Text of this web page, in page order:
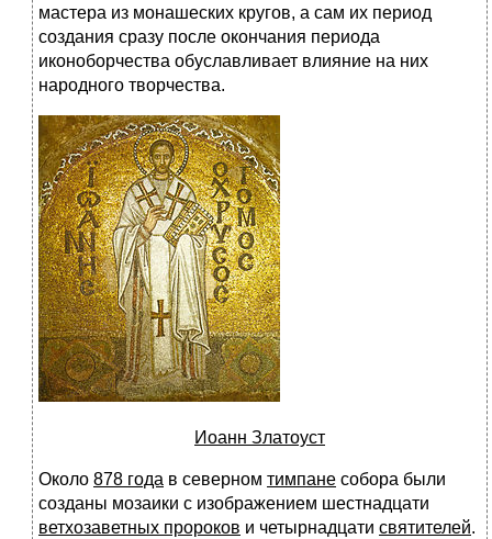
мастера из монашеских кругов, а сам их период
создания сразу после окончания периода
иконоборчества обуславливает влияние на них
народного творчества.
Иоанн Златоуст
Около 878 года в северном тимпане собора были
созданы мозаики с изображением шестнадцати
ветхозаветных пророков и четырнадцати святителей.